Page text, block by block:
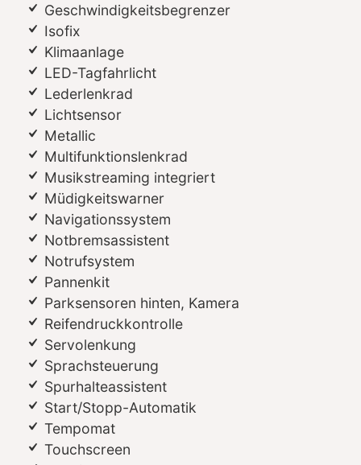
Geschwindigkeitsbegrenzer
Isofix
Klimaanlage
LED-Tagfahrlicht
Lederlenkrad
Lichtsensor
Metallic
Multifunktionslenkrad
Musikstreaming integriert
Müdigkeitswarner
Navigationssystem
Notbremsassistent
Notrufsystem
Pannenkit
Parksensoren hinten, Kamera
Reifendruckkontrolle
Servolenkung
Sprachsteuerung
Spurhalteassistent
Start/Stopp-Automatik
Tempomat
Touchscreen